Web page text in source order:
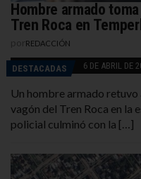
Hombre armado
Tren Roca en
REDACCIÓN
DESTACADAS 6 DE ABRIL DE
Un hombre armado retuvo
vagón del Tren Roca en la
policial culminó con la […]